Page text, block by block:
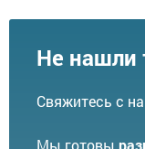
Не нашли
Свяжитесь с
Мы готовы